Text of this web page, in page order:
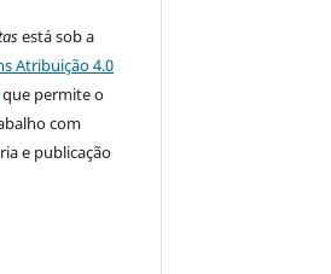
está sob a
Atribuição 4.0
que permite o
com
e publicação